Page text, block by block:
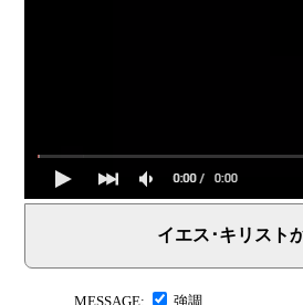
イエス･キリス
MESSAGE; 強調